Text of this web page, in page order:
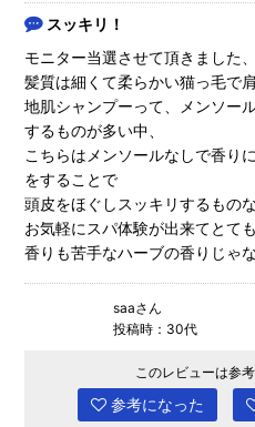
スッキリ！
モニター当選させて頂きました
髪質は細くて柔らかい猫っ毛で
地肌シャンプーって、メンソー
するものが多い中、
こちらはメンソールなしで香り
をすることで
頭皮をほぐしスッキリするもの
お気軽にスパ体験が出来てとて
香りも苦手なハーブの香りじゃ
saaさん
投稿時：30代
このレビューは参
参考になった